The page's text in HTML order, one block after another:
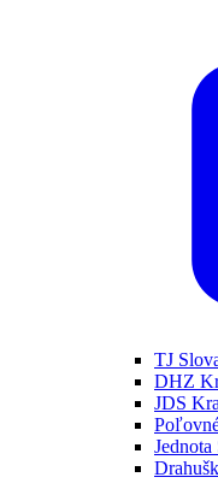
TJ
DHZ
JDS